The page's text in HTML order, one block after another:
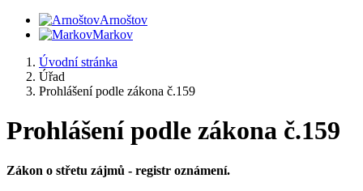
Arnoštov
Markov
Úvodní stránka
Úřad
Prohlášení podle zákona č.159
Prohlášení podle zákona č.159
Zákon o střetu zájmů - registr oznámení.